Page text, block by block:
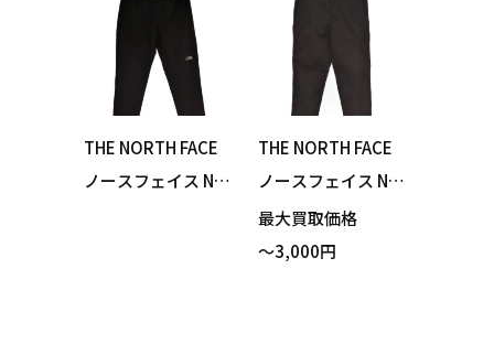
ズ 買い取りまし
た！
ック Mサイズ 買い
取りました！
THE NORTH FACE
ノースフェイス NB
THE NORTH FACE
ノースフェイス NB
82160 Bison Chino
Pant バイソンチノ
最大買取価格
～3,000円